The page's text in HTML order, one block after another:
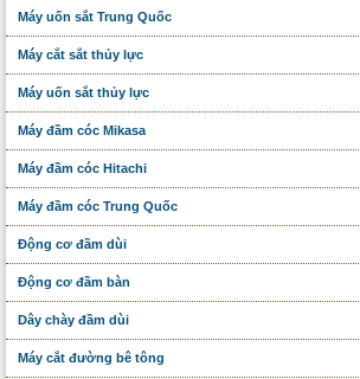
Máy uốn sắt Trung Quốc
Máy cắt sắt thủy lực
Máy uốn sắt thủy lực
Máy đầm cóc Mikasa
Máy đầm cóc Hitachi
Máy đầm cóc Trung Quốc
Động cơ đầm dùi
Động cơ đầm bàn
Dây chày đầm dùi
Máy cắt đường bê tông